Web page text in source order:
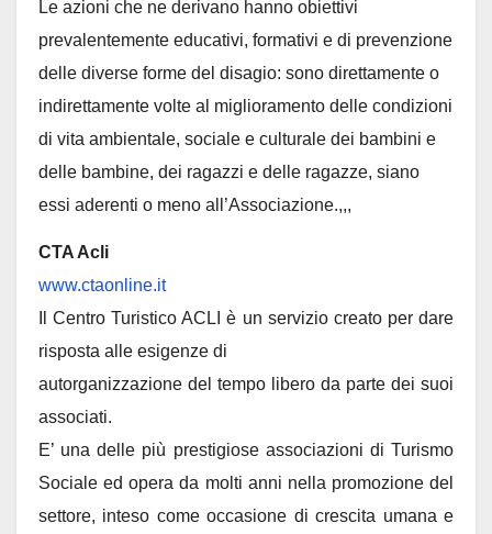
Le azioni che ne derivano hanno obiettivi
prevalentemente educativi, formativi e di prevenzione
delle diverse forme del disagio: sono direttamente o
indirettamente volte al miglioramento delle condizioni
di vita ambientale, sociale e culturale dei bambini e
delle bambine, dei ragazzi e delle ragazze, siano
essi aderenti o meno all’Associazione.,,,
CTA Acli
www.ctaonline.it
Il Centro Turistico ACLI è un servizio creato per dare
risposta alle esigenze di
autorganizzazione del tempo libero da parte dei suoi
associati.
E’ una delle più prestigiose associazioni di Turismo
Sociale ed opera da molti anni nella promozione del
settore, inteso come occasione di crescita umana e